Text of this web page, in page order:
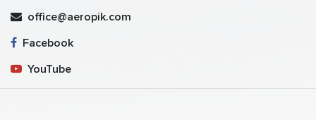
office@aeropik.com
Facebook
YouTube